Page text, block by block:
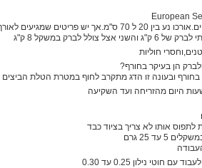
לברק במשקל 8 ק"ג
חוליות
הן בעיקר בחורף?
ובעונה זו הדג מתקרב לחוף במטרת הטלת הביצים
היום מהזריחה ועד השקיעה
לתפוס אותו לא צריך בציוד כבד
עד 25 גרם
חוטי נילון 0.25 עד 0.30